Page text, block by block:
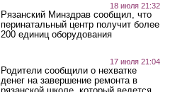
18 июля 21:32
Рязанский Минздрав сообщил, что
перинатальный центр получит более
200 единиц оборудования
17 июля 21:04
Родители сообщили о нехватке
денег на завершение ремонта в